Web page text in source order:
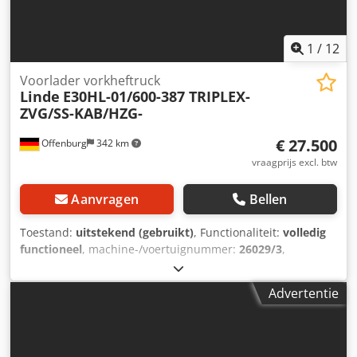
1 / 12
Offenburg 342 km
Voorlader vorkheftruck
Linde E30HL-01/600-387 TRIPLEX-
ZVG/SS-KAB/HZG-
€ 27.500
vraagprijs excl. btw
Aanvragen Bellen
Toestand: uitstekend (gebruikt), Functionaliteit: volledig
functioneel, machine-/voertuignummer: 26029/3,
, draagvermogen:
hefhoogte:5.130 mm, vrije hefhoogte:1.620 mm,
, brandstoftype:elektrisch,
Advertentie